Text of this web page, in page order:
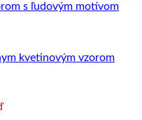
kvetinovým vzorom